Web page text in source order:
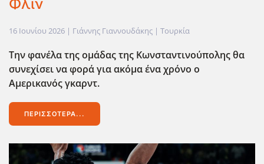
Φλιν
16 Ιουνίου 2026 | Γιάννης Γιαννουδάκης | Τουρκία
Την φανέλα της ομάδας της Κωνσταντινούπολης θα
συνεχίσει να φορά για ακόμα ένα χρόνο ο
Αμερικανός γκαρντ.
ΠΕΡΙΣΣΌΤΕΡΑ...